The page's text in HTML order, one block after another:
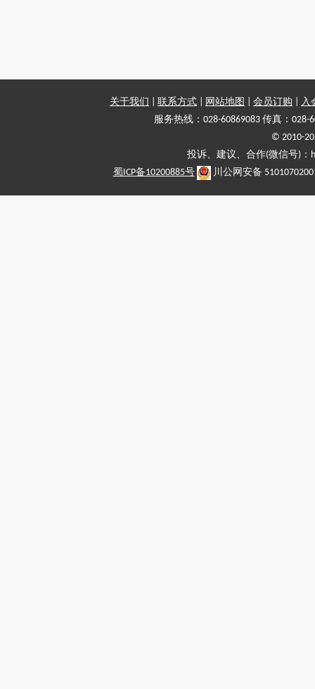
关于我们 联系方式 网站地图 会员订购
入
服务热线：028-60869083 传真：028-
© 2010-
投诉、建议、合作(微信号)
蜀ICP备10200885号
川公网安备